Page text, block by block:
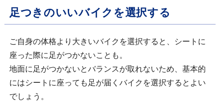
足つきのいいバイクを選択する
ご自身の体格より大きいバイクを選択すると、シートに
座った際に足がつかないことも。
地面に足がつかないとバランスが取れないため、基本的
にはシートに座っても足が届くバイクを選択するとよい
でしょう。